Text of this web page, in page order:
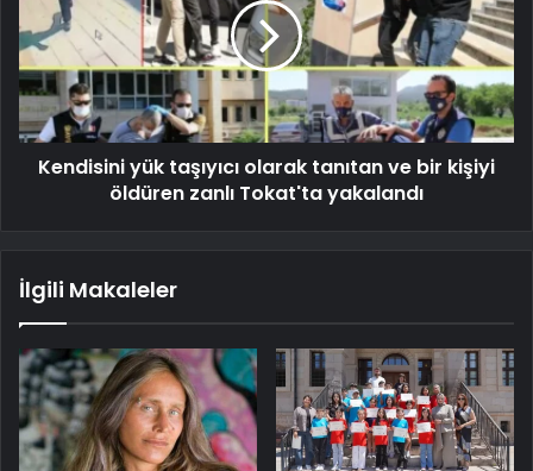
Kendisini yük taşıyıcı olarak tanıtan ve bir kişiyi
öldüren zanlı Tokat'ta yakalandı
İlgili Makaleler